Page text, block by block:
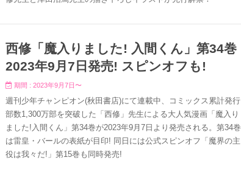
西修「魔入りました! 入間くん」第34巻
2023年9月7日発売! スピンオフも!
期間 : 2023年9月7日〜
週刊少年チャンピオン(秋田書店)にて連載中、コミックス累計発行
部数1,300万部を突破した「西修」先生による大人気漫画「魔入り
ました!入間くん」第34巻が2023年9月7日より発売される。第34巻
は雷皇・バールの表紙が目印! 同日には公式スピンオフ「魔界の主
役は我々だ!」第15巻も同時発売!